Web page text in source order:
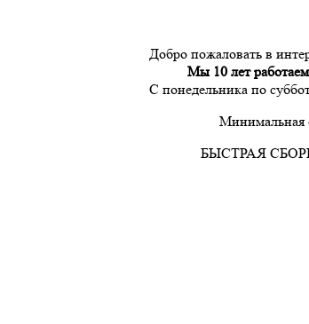
Добро пожаловать в
Мы 10 лет
С понедельника по
Минимальная
БЫСТРАЯ